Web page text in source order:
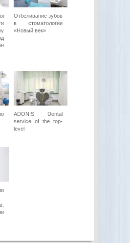
Отбеливание зубов
в стоматологии
«Новый век»
ADONIS Dental
service of the top-
level